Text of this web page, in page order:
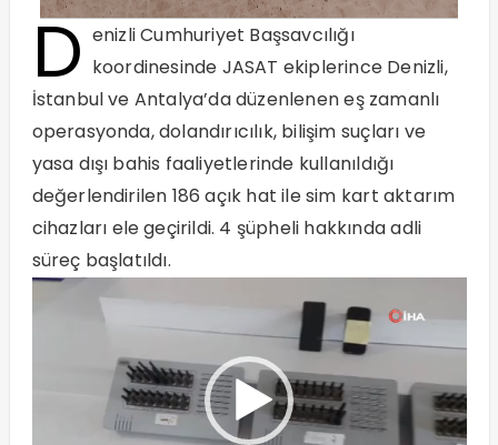
D enizli Cumhuriyet Başsavcılığı
koordinesinde JASAT ekiplerince Denizli,
İstanbul ve Antalya’da düzenlenen eş zamanlı
operasyonda, dolandırıcılık, bilişim suçları ve
yasa dışı bahis faaliyetlerinde kullanıldığı
değerlendirilen 186 açık hat ile sim kart aktarım
cihazları ele geçirildi. 4 şüpheli hakkında adli
süreç başlatıldı.
Video
oynatıcı